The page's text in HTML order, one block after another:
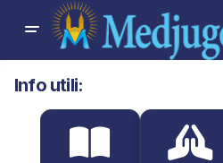
Info utili: